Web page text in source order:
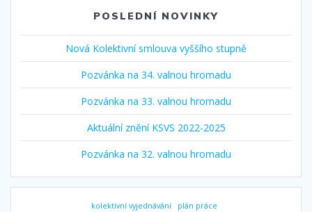
POSLEDNÍ NOVINKY
Nová Kolektivní smlouva vyššího stupně
Pozvánka na 34. valnou hromadu
Pozvánka na 33. valnou hromadu
Aktuální znění KSVS 2022-2025
Pozvánka na 32. valnou hromadu
kolektivní vyjednávání plán práce